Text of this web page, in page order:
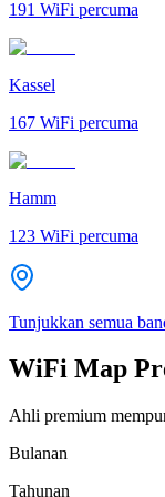
191 WiFi percuma
Kassel
167 WiFi percuma
Hamm
123 WiFi percuma
Tunjukkan semua
WiFi Map
Ahli premium
Bulanan
Tahunan